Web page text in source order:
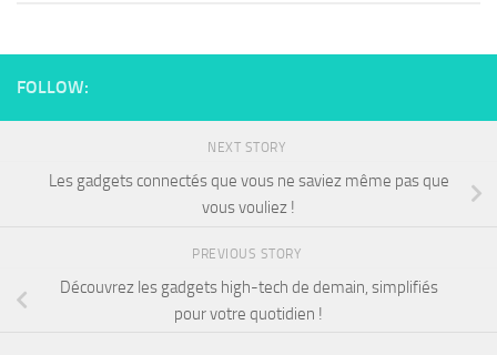
FOLLOW:
NEXT STORY
Les gadgets connectés que vous ne saviez même pas que
vous vouliez !
PREVIOUS STORY
Découvrez les gadgets high-tech de demain, simplifiés
pour votre quotidien !